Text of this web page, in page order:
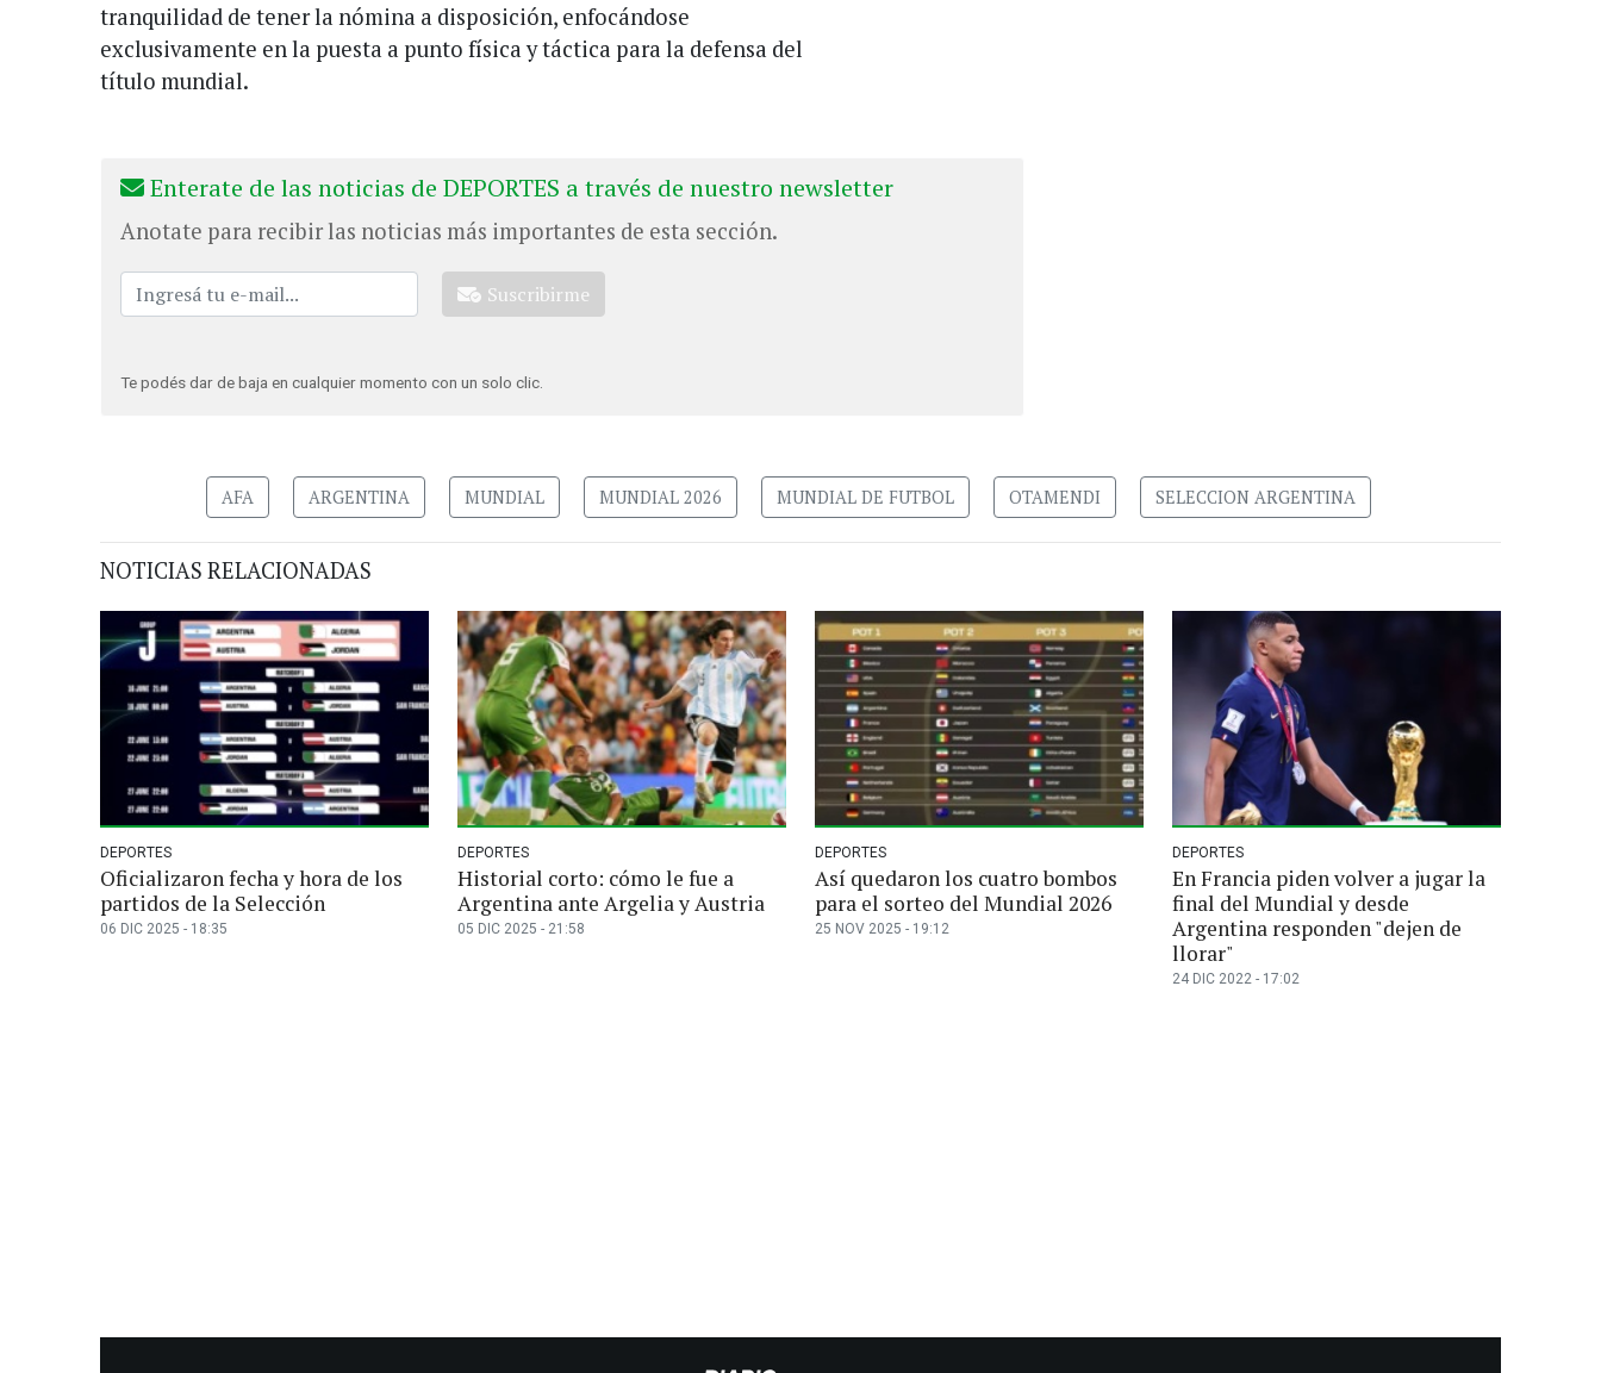
tranquilidad de tener la nómina a disposición, enfocándose
exclusivamente en la puesta a punto física y táctica para la defensa del
título mundial.
Enterate de las noticias de DEPORTES a través de nuestro newsletter
Anotate para recibir las noticias más importantes de esta sección.
Suscribirme
Te podés dar de baja en cualquier momento con un solo clic.
AFA ARGENTINA MUNDIAL MUNDIAL 2026 MUNDIAL DE FUTBOL OTAMENDI SELECCION ARGENTINA
NOTICIAS RELACIONADAS
DEPORTES
Oficializaron fecha y hora de los
partidos de la Selección
06 DIC 2025 - 18:35
DEPORTES
Historial corto: cómo le fue a
Argentina ante Argelia y Austria
05 DIC 2025 - 21:58
DEPORTES
Así quedaron los cuatro bombos
para el sorteo del Mundial 2026
25 NOV 2025 - 19:12
DEPORTES
En Francia piden volver a jugar la
final del Mundial y desde
Argentina responden "dejen de
llorar"
24 DIC 2022 - 17:02